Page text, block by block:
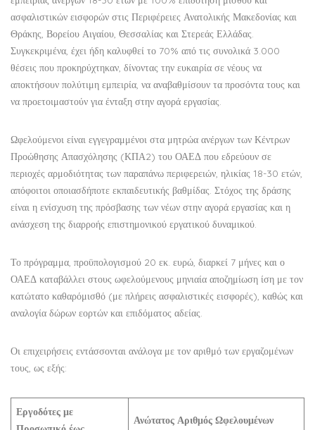
ασφαλιστικών εισφορών στις Περιφέρειες Ανατολικής Μακεδονίας και
Θράκης, Βορείου Αιγαίου, Θεσσαλίας και Στερεάς Ελλάδας.
Συγκεκριμένα, έχει ήδη καλυφθεί το 70% από τις συνολικά 3.000
θέσεις που προκηρύχτηκαν, δίνοντας την ευκαιρία σε νέους να
αποκτήσουν πολύτιμη εμπειρία, να αναβαθμίσουν τα προσόντα τους και
να προετοιμαστούν για ένταξη στην αγορά εργασίας.
Ωφελούμενοι είναι εγγεγραμμένοι στα μητρώα ανέργων των Κέντρων
Προώθησης Απασχόλησης (ΚΠΑ2) του ΟΑΕΔ που εδρεύουν σε
περιοχές αρμοδιότητας των παραπάνω περιφερειών, ηλικίας 18-30 ετών,
απόφοιτοι οποιασδήποτε εκπαιδευτικής βαθμίδας. Στόχος της δράσης
είναι η ενίσχυση της πρόσβασης των νέων στην αγορά εργασίας και η
ανάσχεση της διαρροής επιστημονικού εργατικού δυναμικού.
Το πρόγραμμα, προϋπολογισμού 20 εκ. ευρώ, διαρκεί 7 μήνες και ο
ΟΑΕΔ καταβάλλει στους ωφελούμενους μηνιαία αποζημίωση ίση με τον
κατώτατο καθαρόμισθό (με πλήρεις ασφαλιστικές εισφορές), καθώς και
αναλογία δώρων εορτών και επιδόματος αδείας.
Οι επιχειρήσεις εντάσσονται ανάλογα με τον αριθμό των εργαζομένων
τους, ως εξής:
Εργοδότες με
Ανώτατος Αριθμός Ωφελουμένων